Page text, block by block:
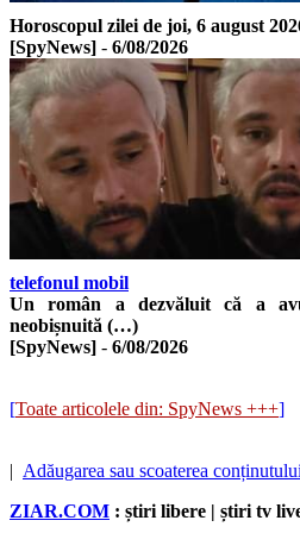
Horoscopul zilei de joi, 6 august
[SpyNews] - 6/08/2026
telefonul mobil
Un român a dezvăluit că a
neobișnuită (…)
[SpyNews] - 6/08/2026
[Toate articolele din: SpyNews +++]
| Adăugarea sau scoaterea
ZIAR.COM : știri libere | știri tv